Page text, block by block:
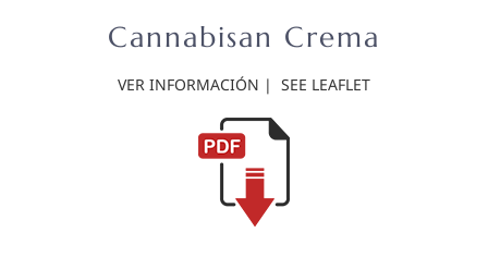
Cannabisan Crema
VER INFORMACIÓN | SEE LEAFLET